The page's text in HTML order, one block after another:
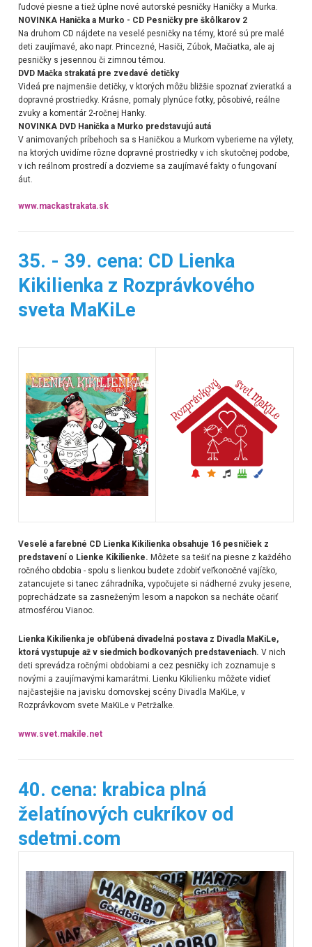
ľudové piesne a tiež úplne nové autorské pesničky Haničky a Murka.
NOVINKA Hanička a Murko - CD Pesničky pre škôlkarov 2
Na druhom CD nájdete na veselé pesničky na témy, ktoré sú pre malé
deti zaujímavé, ako napr. Princezné, Hasiči, Zúbok, Mačiatka, ale aj
pesničky s jesennou či zimnou témou.
DVD Mačka strakatá pre zvedavé detičky
Videá pre najmenšie detičky, v ktorých môžu bližšie spoznať zvieratká a
dopravné prostriedky. Krásne, pomaly plynúce fotky, pôsobivé, reálne
zvuky a komentár 2-ročnej Hanky.
NOVINKA DVD Hanička a Murko predstavujú autá
V animovaných príbehoch sa s Haničkou a Murkom vyberieme na výlety,
na ktorých uvidíme rôzne dopravné prostriedky v ich skutočnej podobe,
v ich reálnom prostredí a dozvieme sa zaujímavé fakty o fungovaní
áut.
www.mackastrakata.sk
35. - 39. cena: CD Lienka
Kikilienka z Rozprávkového
sveta MaKiLe
Veselé a farebné CD Lienka Kikilienka obsahuje 16 pesničiek z
predstavení o Lienke Kikilienke. Môžete sa tešiť na piesne z každého
ročného obdobia - spolu s lienkou budete zdobiť veľkonočné vajíčko,
zatancujete si tanec záhradníka, vypočujete si nádherné zvuky jesene,
poprechádzate sa zasneženým lesom a napokon sa necháte očariť
atmosférou Vianoc.
Lienka Kikilienka je obľúbená divadelná postava z Divadla MaKiLe,
ktorá vystupuje až v siedmich bodkovaných predstaveniach. V nich
deti sprevádza ročnými obdobiami a cez pesničky ich zoznamuje s
novými a zaujímavými kamarátmi. Lienku Kikilienku môžete vidieť
najčastejšie na javisku domovskej scény Divadla MaKiLe, v
Rozprávkovom svete MaKiLe v Petržalke.
www.svet.makile.net
40. cena: krabica plná
želatínových cukríkov od
sdetmi.com